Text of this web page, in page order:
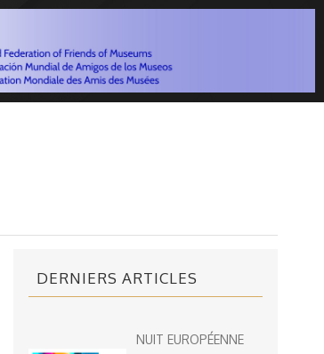
DERNIERS ARTICLES
NUIT EUROPÉENNE